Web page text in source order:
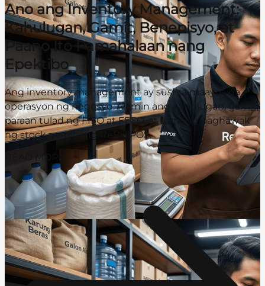
Ano ang Inventory Management:
Kahulugan, Gamit, Benepisyo, at
Paano Ito Pamahalaan nang
Epektibo
Ang inventory management ay susi sa maayos na
operasyon ng negosyo. Alamin ang kahulugan, gamit,
paraan tulad ng FIFO at FEFO, at tamang paghawak
ng stock gamit ang ReBill POS.